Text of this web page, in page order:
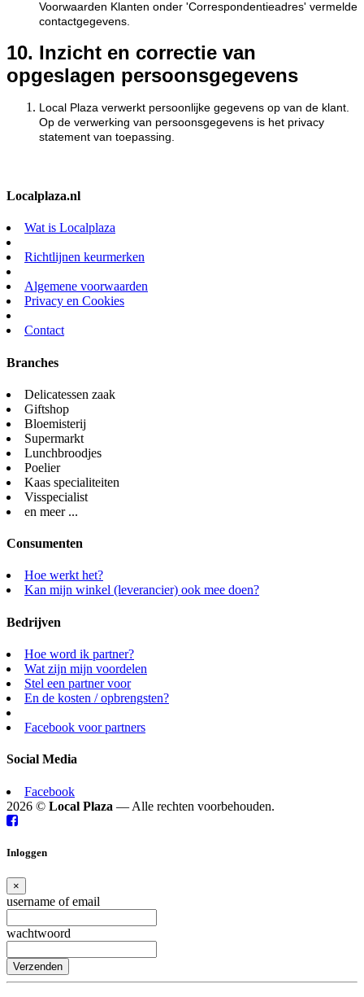
Voorwaarden Klanten onder 'Correspondentieadres' vermelde
contactgegevens.
10. Inzicht en correctie van
opgeslagen persoonsgegevens
Local Plaza verwerkt persoonlijke gegevens op van de klant.
Op de verwerking van persoonsgegevens is het privacy
statement van toepassing.
Localplaza.nl
Wat is Localplaza
Richtlijnen keurmerken
Algemene voorwaarden
Privacy en Cookies
Contact
Branches
Delicatessen zaak
Giftshop
Bloemisterij
Supermarkt
Lunchbroodjes
Poelier
Kaas specialiteiten
Visspecialist
en meer ...
Consumenten
Hoe werkt het?
Kan mijn winkel (leverancier) ook mee doen?
Bedrijven
Hoe word ik partner?
Wat zijn mijn voordelen
Stel een partner voor
En de kosten / opbrengsten?
Facebook voor partners
Social Media
Facebook
2026 © Local Plaza — Alle rechten voorbehouden.
Inloggen
×
username of email
wachtwoord
Verzenden